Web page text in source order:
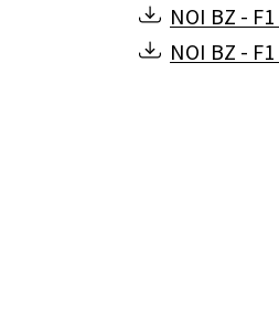
NOI BZ - F1
NOI BZ - F1